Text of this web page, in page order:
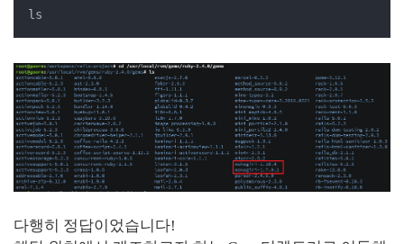
ls
다행히 정답이었습니다!